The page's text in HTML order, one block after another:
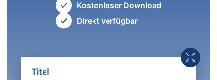
Kostenloser Download
Direkt verfügbar